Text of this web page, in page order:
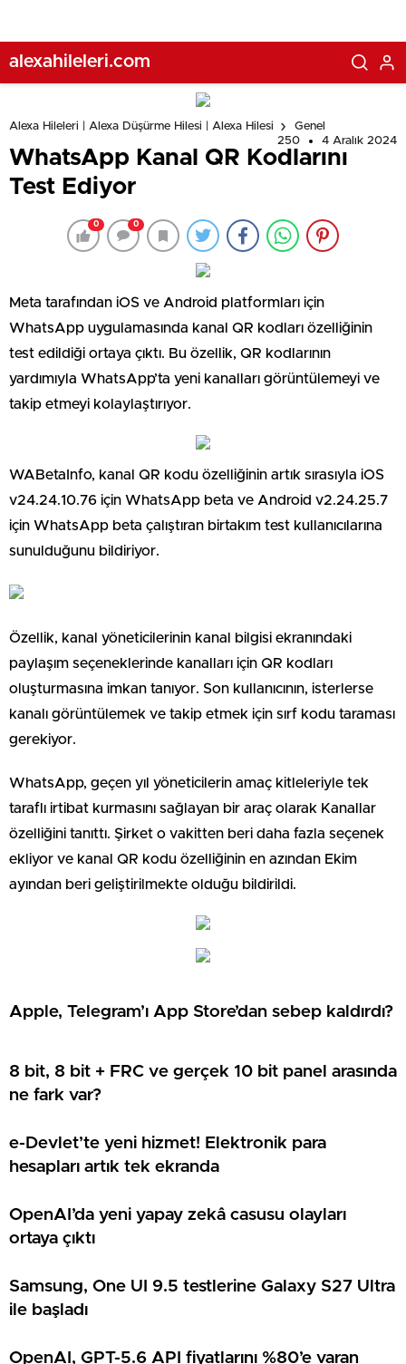
alexahileleri.com
Alexa Hileleri | Alexa Düşürme Hilesi | Alexa Hilesi
Genel
250
4 Aralık 2024
WhatsApp Kanal QR Kodlarını
Test Ediyor
0 0
Meta tarafından iOS ve Android platformları için
WhatsApp uygulamasında kanal QR kodları özelliğinin
test edildiği ortaya çıktı. Bu özellik, QR kodlarının
yardımıyla WhatsApp’ta yeni kanalları görüntülemeyi ve
takip etmeyi kolaylaştırıyor.
WABetaInfo, kanal QR kodu özelliğinin artık sırasıyla iOS
v24.24.10.76 için WhatsApp beta ve Android v2.24.25.7
için WhatsApp beta çalıştıran birtakım test kullanıcılarına
sunulduğunu bildiriyor.
Özellik, kanal yöneticilerinin kanal bilgisi ekranındaki
paylaşım seçeneklerinde kanalları için QR kodları
oluşturmasına imkan tanıyor. Son kullanıcının, isterlerse
kanalı görüntülemek ve takip etmek için sırf kodu taraması
gerekiyor.
WhatsApp, geçen yıl yöneticilerin amaç kitleleriyle tek
taraflı irtibat kurmasını sağlayan bir araç olarak Kanallar
özelliğini tanıttı. Şirket o vakitten beri daha fazla seçenek
ekliyor ve kanal QR kodu özelliğinin en azından Ekim
ayından beri geliştirilmekte olduğu bildirildi.
Apple, Telegram’ı App Store’dan sebep kaldırdı?
8 bit, 8 bit + FRC ve gerçek 10 bit panel arasında
ne fark var?
e-Devlet’te yeni hizmet! Elektronik para
hesapları artık tek ekranda
OpenAI’da yeni yapay zekâ casusu olayları
ortaya çıktı
Samsung, One UI 9.5 testlerine Galaxy S27 Ultra
ile başladı
OpenAI, GPT-5.6 API fiyatlarını %80’e varan